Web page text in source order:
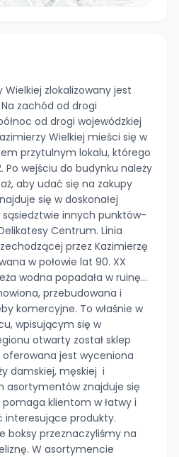
Wielkiej zlokalizowany jest
zachód od drogi
od drogi wojewódzkiej
Wielkiej mieści się w
przytulnym lokalu, którego
Po wejściu do budynku należy
aby udać się na zakupy
się w doskonałej
sąsiedztwie innych punktów-
Centrum. Linia
przez Kazimierzę
w połowie lat 90. XX
wodna popadała w ruinę…
przebudowana i
komercyjne. To właśnie w
wpisującym się w
otwarty został sklep
oferowana jest wyceniona
damskiej, męskiej i
asortymentów znajduje się
klientom w łatwy i
interesujące produkty.
boksy przeznaczyliśmy na
W asortymencie